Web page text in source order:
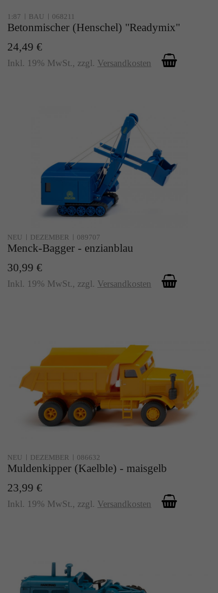
1:87 BAU 068211
Betonmischer (Henschel) "Readymix"
24,49 €
Inkl. 19% MwSt., zzgl. Versandkosten
NEU DEZEMBER 089707
Menck-Bagger - enzianblau
30,99 €
Inkl. 19% MwSt., zzgl. Versandkosten
NEU DEZEMBER 086632
Muldenkipper (Kaelble) - maisgelb
23,99 €
Inkl. 19% MwSt., zzgl. Versandkosten